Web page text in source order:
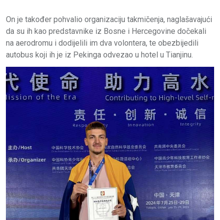
On je također pohvalio organizaciju takmičenja, naglašavajući
da su ih kao predstavnike iz Bosne i Hercegovine dočekali
na aerodromu i dodijelili im dva volontera, te obezbijedili
autobus koji ih je iz Pekinga odvezao u hotel u Tianjinu.